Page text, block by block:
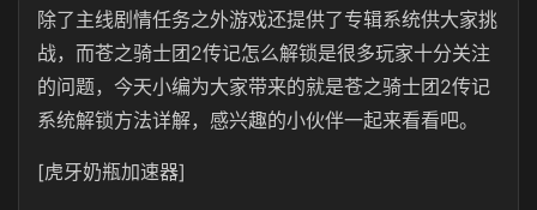
除了主线剧情任务之外游戏还提供了专辑系统供大家挑
战，而苍之骑士团2传记怎么解锁是很多玩家十分关注
的问题，今天小编为大家带来的就是苍之骑士团2传记
系统解锁方法详解，感兴趣的小伙伴一起来看看吧。
[虎牙奶瓶加速器]